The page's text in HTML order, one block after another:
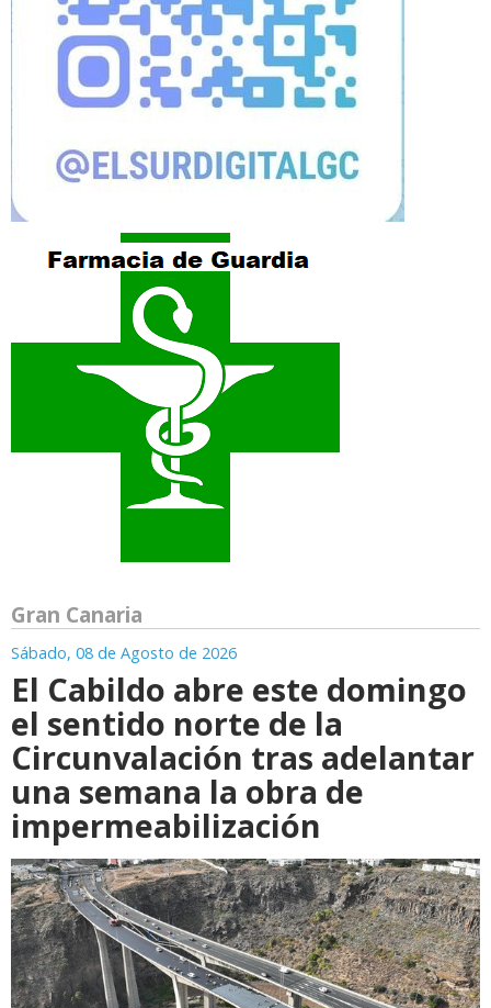
Gran Canaria
Sábado, 08 de Agosto de 2026
El Cabildo abre este domingo
el sentido norte de la
Circunvalación tras adelantar
una semana la obra de
impermeabilización